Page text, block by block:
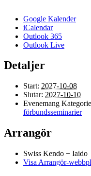
Google Kalender
iCalendar
Outlook 365
Outlook Live
Detaljer
Start: 2027-10-08
Slutar: 2027-10-10
Evenemang
förbundsseminarier
Arrangör
Swiss Kendo + Iaido
Visa Arrangör-